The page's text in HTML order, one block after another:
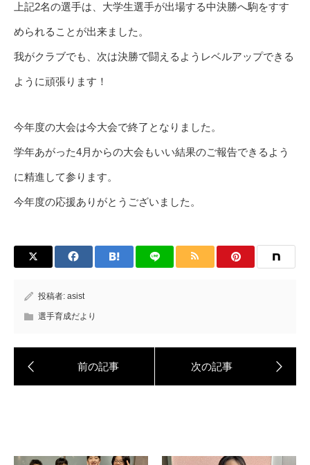
上記2名の選手は、大学生選手が出場する中決勝へ駒をすす
められることが出来ました。
我がクラブでも、次は決勝で闘えるようレベルアップできる
ように頑張ります！
今年度の大会は今大会で終了となりました。
学年あがった4月からの大会もいい結果のご報告できるよう
に精進して参ります。
今年度の応援ありがとうございました。
投稿者: asist
選手育成だより